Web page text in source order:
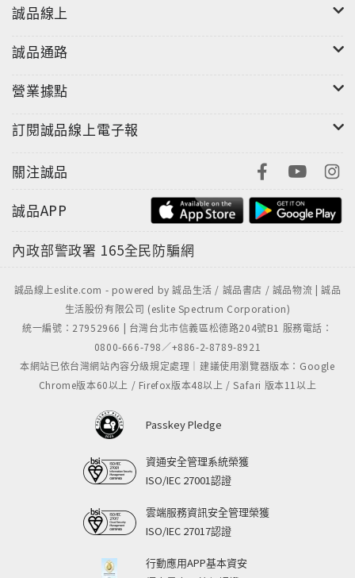
誠品線上
誠品通路
營業據點
訂閱誠品線上電子報
關注誠品
誠品APP
內政部警政署 165全民防騙網
誠品線上eslite.com - powered by 誠品生活 / 誠品書店 / 誠品物流 | 誠品
生活股份有限公司 (eslite Spectrum Corporation)
統一編號：27952966 | 台灣台北市信義區松德路204號B1 服務電話：
0800-666-798／+886-2-8789-8921
本網站已依台灣網站內容分級規定處理｜建議使用瀏覽器版本：Google
Chrome版本60以上 / Firefox版本48以上 / Safari 版本11以上
Passkey Pledge
資通安全管理系統榮獲
ISO/IEC 27001認證
雲端服務資訊安全管理榮獲
ISO/IEC 27017認證
行動應用APP基本資安